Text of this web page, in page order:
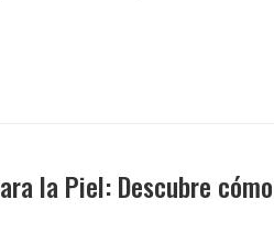
la Piel: Descubre